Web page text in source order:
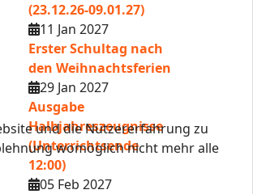
(23.12.26-09.01.27)
11 Jan 2027
Erster Schultag nach
den Weihnachtsferien
29 Jan 2027
Ausgabe
Halbjahreszeugnisse
(Unterrichtsende
12:00)
05 Feb 2027
und die Nutzererfahrung zu
womöglich nicht mehr alle